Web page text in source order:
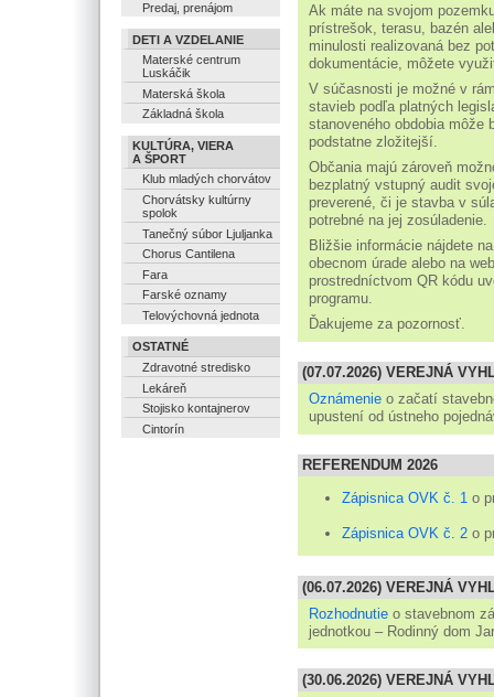
Predaj, prenájom
DETI A VZDELANIE
Materské centrum
Luskáčik
Materská škola
Základná škola
KULTÚRA, VIERA
A ŠPORT
Klub mladých chorvátov
Chorvátsky kultúrny
spolok
Tanečný súbor Ljuljanka
Chorus Cantilena
Fara
Farské oznamy
Telovýchovná jednota
OSTATNÉ
Zdravotné stredisko
Lekáreň
Stojisko kontajnerov
Cintorín
Ak máte na svojom
prístrešok, terasu, bazén
minulosti realizovaná bez
dokumentácie, môžete
V súčasnosti je možné v
stavieb podľa platných
stanoveného obdobia môže
podstatne zložitejší.
Občania majú zároveň
bezplatný vstupný audit
preverené, či je stavba v
potrebné na jej zosúladenie.
Bližšie informácie nájdete
obecnom úrade alebo na
prostredníctvom QR kódu
programu.
Ďakujeme za pozornosť.
(07.07.2026) VEREJNÁ
Oznámenieo začatí
upustení od ústneho
REFERENDUM 2026
Zápisnica OVK č. 1 o
Zápisnica OVK č. 2 o
(06.07.2026) VEREJNÁ
Rozhodnutieo stavebnom
jednotkou – Rodinný dom
(30.06.2026) VEREJNÁ